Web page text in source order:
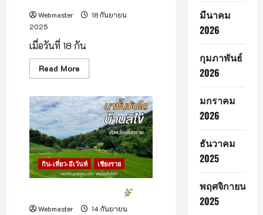
ทะเบียน
Webmaster
18 กันยายน
2025
เมื่อวันที่ 18 กัน
Read More
more
มาร์
ท
ฉลอง
ครบ
25
ปี
จัด
ประกวด
“Jaymart
Miss
ยิ่ง
กิน-เที่ยว-อีเว้นท์ เชียงราย
Webmaster
14 กันยายน
มีนาคม
2026
กุมภาพันธ์
2026
มกราคม
2026
ธันวาคม
2025
พฤศจิกายน
2025